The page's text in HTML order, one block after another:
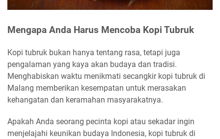
Mengapa Anda Harus Mencoba Kopi Tubruk
Kopi tubruk bukan hanya tentang rasa, tetapi juga
pengalaman yang kaya akan budaya dan tradisi.
Menghabiskan waktu menikmati secangkir kopi tubruk di
Malang memberikan kesempatan untuk merasakan
kehangatan dan keramahan masyarakatnya.
Apakah Anda seorang pecinta kopi atau sekadar ingin
menjelajahi keunikan budaya Indonesia, kopi tubruk di